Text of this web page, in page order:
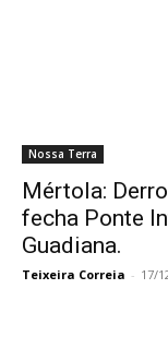
Nossa Terra
Mértola:
fecha Ponte
Guadiana.
Teixeira Correia - 17/